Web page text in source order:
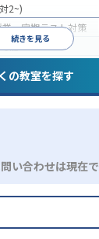
続きを見る
2~)
業・定期テスト対策
能
の教室を探す
い合わせは現在